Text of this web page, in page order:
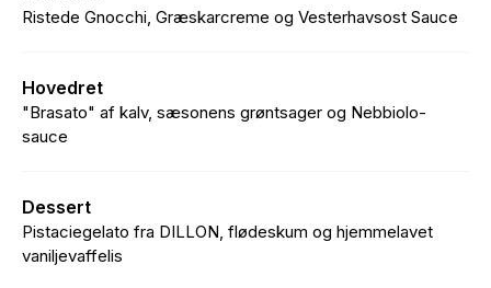
Ristede Gnocchi, Græskarcreme og Vesterhavsost Sauce
Hovedret
"Brasato" af kalv, sæsonens grøntsager og Nebbiolo-
sauce
Dessert
Pistaciegelato fra DILLON, flødeskum og hjemmelavet
vaniljevaffelis